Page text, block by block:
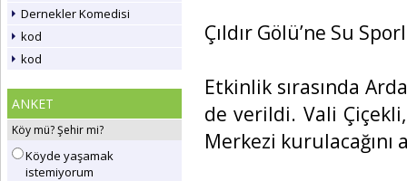
Dernekler Komedisi
kod
kod
ANKET
Köy mü? Şehir mi?
Köyde yaşamak
istemiyorum
Çıldır Gölü’ne Su
Etkinlik sırasında
de verildi. Vali Çiçekli,
Merkezi kurulacağını